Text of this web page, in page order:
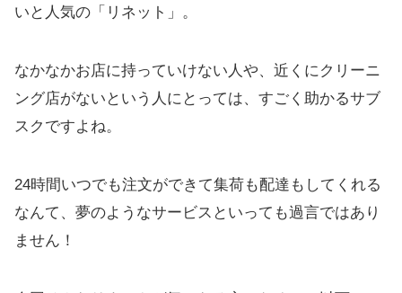
いと人気の「リネット」。
なかなかお店に持っていけない人や、近くにクリーニ
ング店がないという人にとっては、すごく助かるサブ
スクですよね。
24時間いつでも注文ができて集荷も配達もしてくれる
なんて、夢のようなサービスといっても過言ではあり
ません！